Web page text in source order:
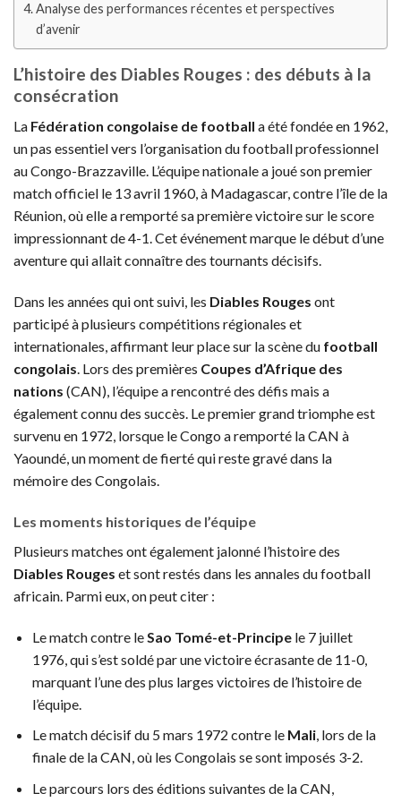
Analyse des performances récentes et perspectives
d’avenir
L’histoire des Diables Rouges : des débuts à la
consécration
La Fédération congolaise de football a été fondée en 1962,
un pas essentiel vers l’organisation du football professionnel
au Congo-Brazzaville. L’équipe nationale a joué son premier
match officiel le 13 avril 1960, à Madagascar, contre l’île de la
Réunion, où elle a remporté sa première victoire sur le score
impressionnant de 4-1. Cet événement marque le début d’une
aventure qui allait connaître des tournants décisifs.
Dans les années qui ont suivi, les Diables Rouges ont
participé à plusieurs compétitions régionales et
internationales, affirmant leur place sur la scène du football
congolais. Lors des premières Coupes d’Afrique des
nations (CAN), l’équipe a rencontré des défis mais a
également connu des succès. Le premier grand triomphe est
survenu en 1972, lorsque le Congo a remporté la CAN à
Yaoundé, un moment de fierté qui reste gravé dans la
mémoire des Congolais.
Les moments historiques de l’équipe
Plusieurs matches ont également jalonné l’histoire des
Diables Rouges et sont restés dans les annales du football
africain. Parmi eux, on peut citer :
Le match contre le Sao Tomé-et-Principele 7 juillet
1976, qui s’est soldé par une victoire écrasante de 11-0,
marquant l’une des plus larges victoires de l’histoire de
l’équipe.
Le match décisif du 5 mars 1972 contre le Mali, lors de la
finale de la CAN, où les Congolais se sont imposés 3-2.
Le parcours lors des éditions suivantes de la CAN,